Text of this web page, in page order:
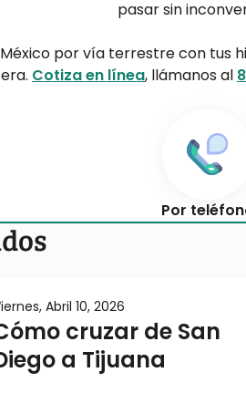
pasar sin
por vía terrestre con tus
Cotiza en línea, llámanos al
Por
Abril 10, 2026
cruzar de San
a Tijuana